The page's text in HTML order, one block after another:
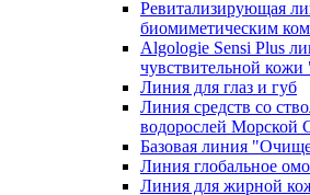
Ревитализирующая
биомиметическим
Algologie Sensi Plus
чувcтвительной
Линия для глаз и губ
Линия средств со
водорослей Морской
Базовая линия
Линия глобальное
Линия для жирной